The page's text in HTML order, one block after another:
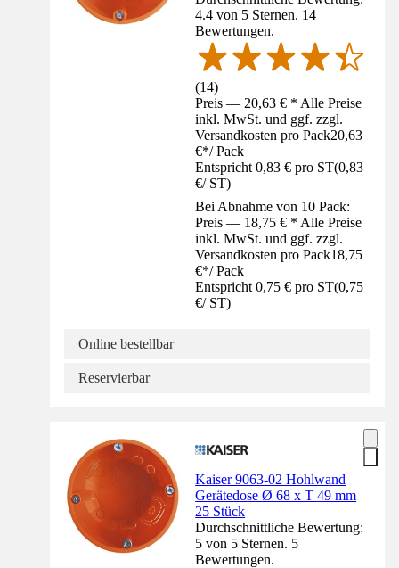
4.4 von 5 Sternen. 14
Bewertungen.
(14)
Preis — 20,63 € * Alle Preise
inkl. MwSt. und ggf. zzgl.
Versandkosten pro Pack20,63
€*/ Pack
Entspricht 0,83 € pro ST(0,83
€/ ST)
Bei Abnahme von 10 Pack:
Preis — 18,75 € * Alle Preise
inkl. MwSt. und ggf. zzgl.
Versandkosten pro Pack18,75
€*/ Pack
Entspricht 0,75 € pro ST(0,75
€/ ST)
Online bestellbar
Reservierbar
Kaiser 9063-02 Hohlwand
Gerätedose Ø 68 x T 49 mm
25 Stück
Durchschnittliche Bewertung:
5 von 5 Sternen. 5
Bewertungen.